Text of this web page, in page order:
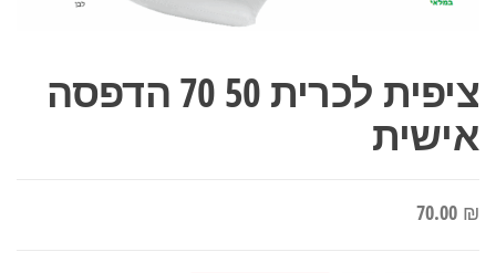
ציפית לכרית 50 70 הדפסה
אישית
70.00 ₪